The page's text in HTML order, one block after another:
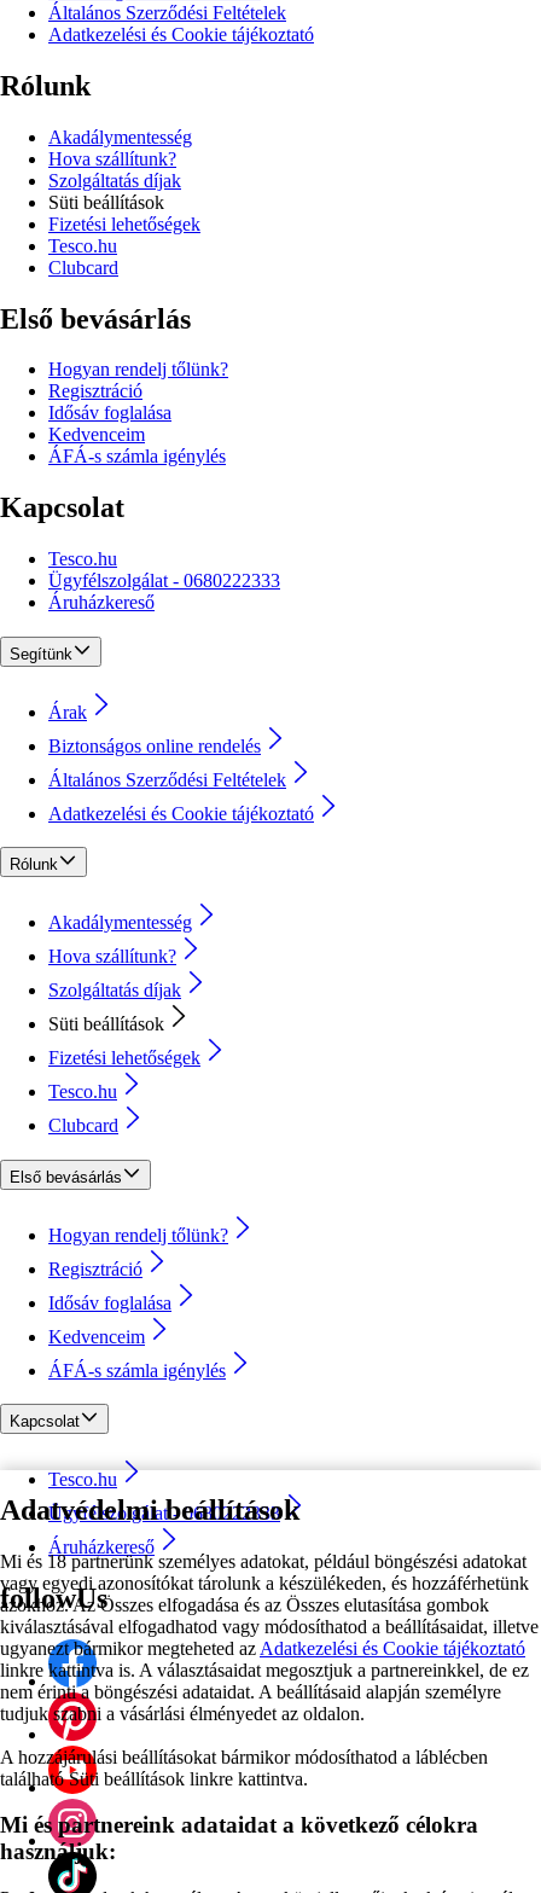
Adatvédelmi beállítások
Mi és 18 partnerünk személyes adatokat, például böngészési adatokat
vagy egyedi azonosítókat tárolunk a készülékeden, és hozzáférhetünk
azokhoz. Az Összes elfogadása és az Összes elutasítása gombok
kiválasztásával elfogadhatod vagy módosíthatod a beállításaidat, illetve
ugyanezt bármikor megteheted az Adatkezelési és Cookie tájékoztató
linkre kattintva is. A választásaidat megosztjuk a partnereinkkel, de ez
nem érinti a böngészési adataidat. A beállításaid alapján személyre
tudjuk szabni a vásárlási élményedet az oldalon.
A hozzájárulási beállításokat bármikor módosíthatod a láblécben
található Süti beállítások linkre kattintva.
Mi és partnereink adataidat a következő célokra
használjuk:
Általános Szerződési Feltételek
Adatkezelési és Cookie tájékoztató
Rólunk
Akadálymentesség
Hova szállítunk?
Szolgáltatás díjak
Süti beállítások
Fizetési lehetőségek
Tesco.hu
Clubcard
Első bevásárlás
Hogyan rendelj tőlünk?
Regisztráció
Idősáv foglalása
Kedvenceim
ÁFÁ-s számla igénylés
Kapcsolat
Tesco.hu
Ügyfélszolgálat - 0680222333
Áruházkereső
Segítünk
Árak
Biztonságos online rendelés
Általános Szerződési Feltételek
Adatkezelési és Cookie tájékoztató
Rólunk
Akadálymentesség
Hova szállítunk?
Szolgáltatás díjak
Süti beállítások
Fizetési lehetőségek
Tesco.hu
Clubcard
Első bevásárlás
Hogyan rendelj tőlünk?
Regisztráció
Idősáv foglalása
Kedvenceim
ÁFÁ-s számla igénylés
Kapcsolat
Tesco.hu
Ügyfélszolgálat - 0680222333
Áruházkereső
followUs